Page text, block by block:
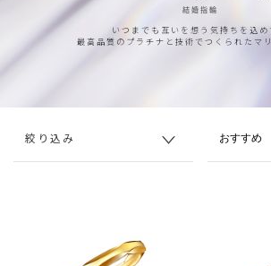
結婚指輪
いつまでも互いを想う気持ちを込め
最高品質のプラチナと技術でつくられたマ
絞り込み